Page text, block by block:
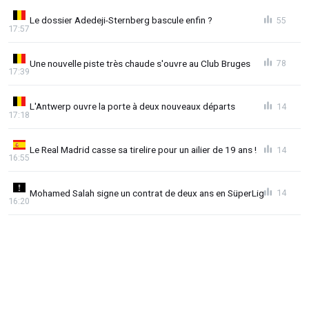
Le dossier Adedeji-Sternberg bascule enfin ?
17:57
55
Une nouvelle piste très chaude s'ouvre au Club Bruges
17:39
78
L'Antwerp ouvre la porte à deux nouveaux départs
17:18
14
Le Real Madrid casse sa tirelire pour un ailier de 19 ans !
16:55
14
Mohamed Salah signe un contrat de deux ans en SüperLig
16:20
14